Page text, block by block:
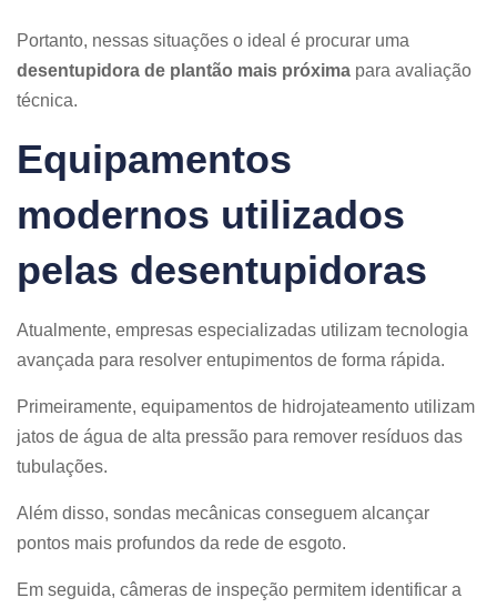
Portanto, nessas situações o ideal é procurar uma
desentupidora de plantão mais próxima para avaliação
técnica.
Equipamentos
modernos utilizados
pelas desentupidoras
Atualmente, empresas especializadas utilizam tecnologia
avançada para resolver entupimentos de forma rápida.
Primeiramente, equipamentos de hidrojateamento utilizam
jatos de água de alta pressão para remover resíduos das
tubulações.
Além disso, sondas mecânicas conseguem alcançar
pontos mais profundos da rede de esgoto.
Em seguida, câmeras de inspeção permitem identificar a